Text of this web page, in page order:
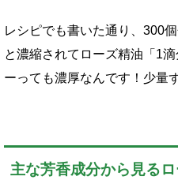
レシピでも書いた通り、300
と濃縮されてローズ精油「1
ーっても濃厚なんです！少量
主な芳香成分から見る